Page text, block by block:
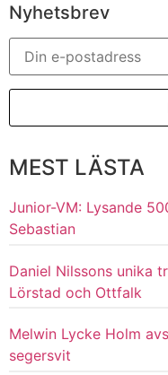
Nyhetsbrev
MEST LÄSTA
Junior-VM: Lysande
Sebastian
Daniel Nilssons unika
Lörstad och Ottfalk
Melwin Lycke Holm
segersvit